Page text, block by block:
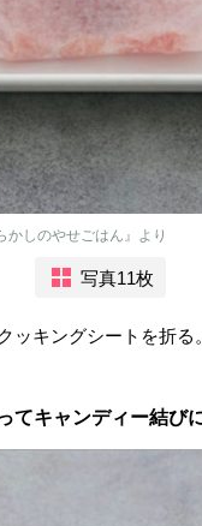
かしのやせごはん』より
写真11枚
ッキングシートを折る
てキャンディー結び